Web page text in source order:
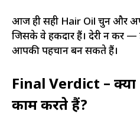
आज ही सही Hair Oil चुनें और
जिसके वे हकदार हैं। देरी न करें
आपकी पहचान बन सकते हैं।
Final Verdict –
काम करते हैं?